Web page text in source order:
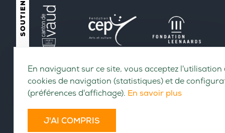
En naviguant sur ce site, vous acceptez l'utilisation
cookies de navigation (statistiques) et de
(préférences d'affichage). En savoir plus
J'AI COMPRIS